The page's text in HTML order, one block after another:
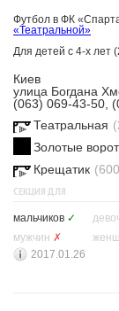
Футбол в ФК
«Театральной»
Для детей с 4-х лет
Киев
улица Богдана
(063) 069-43-50,
Театральная
Золотые
Крещатик
СЕКЦИЯ ДЛЯ
мальчиков ✓
мужчин ✗
2017.01.26